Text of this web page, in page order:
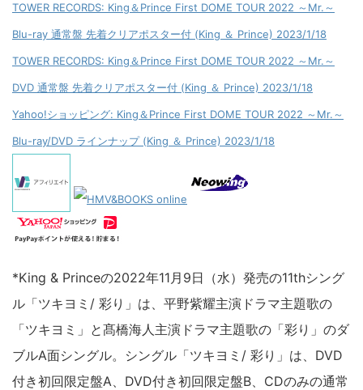
TOWER RECORDS: King＆Prince First DOME TOUR 2022 ～Mr.～
Blu-ray 通常盤 先着クリアポスター付 (King ＆ Prince) 2023/1/18
TOWER RECORDS: King＆Prince First DOME TOUR 2022 ～Mr.～
DVD 通常盤 先着クリアポスター付 (King ＆ Prince) 2023/1/18
Yahoo!ショッピング: King＆Prince First DOME TOUR 2022 ～Mr.～
Blu-ray/DVD ラインナップ (King ＆ Prince) 2023/1/18
*King & Princeの2022年11月9日（水）発売の11thシング
ル「ツキヨミ/ 彩り」は、平野紫耀主演ドラマ主題歌の
「ツキヨミ」と髙橋海人主演ドラマ主題歌の「彩り」のダ
ブルA面シングル。シングル「ツキヨミ/ 彩り」は、DVD
付き初回限定盤A、DVD付き初回限定盤B、CDのみの通常